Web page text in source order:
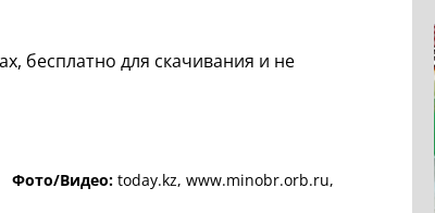
бесплатно для скачивания и не
Фото/Видео: today.kz, www.minobr.orb.ru,